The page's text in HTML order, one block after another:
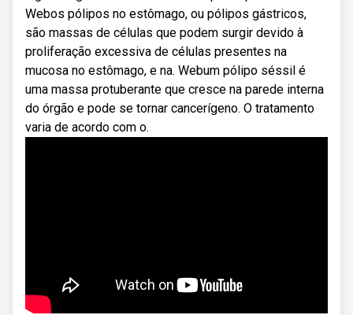
Webos pólipos no estômago, ou pólipos gástricos,
são massas de células que podem surgir devido à
proliferação excessiva de células presentes na
mucosa no estômago, e na. Webum pólipo séssil é
uma massa protuberante que cresce na parede interna
do órgão e pode se tornar cancerígeno. O tratamento
varia de acordo com o.